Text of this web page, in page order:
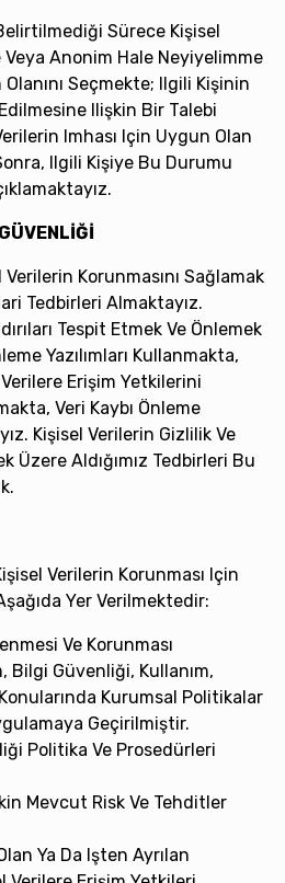
Sürece Kişisel
Veya Anonim Hale Neyiyelimme
Seçmekte; Ilgili Kişinin
Ilişkin Bir Talebi
Imhası Için Uygun Olan
Ilgili Kişiye Bu Durumu
Korunmasını Sağlamak
Tedbirleri Almaktayız.
Tespit Etmek Ve Önlemek
Yazılımları Kullanmakta,
Verilere Erişim Yetkilerini
Veri Kaybı Önleme
Kişisel Verilerin Gizlilik Ve
Üzere Aldığımız Tedbirleri Bu
Verilerin Korunması Için
Yer Verilmektedir:
Ve Korunması
Bilgi Güvenliği, Kullanım,
Kurumsal Politikalar
Geçirilmiştir.
Politika Ve Prosedürleri
Mevcut Risk Ve Tehditler
Ya Da Işten Ayrılan